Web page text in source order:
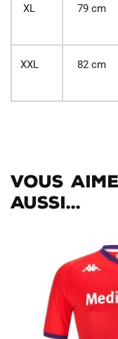
XL 79 cm
XXL 82 cm
Vous
aussi...